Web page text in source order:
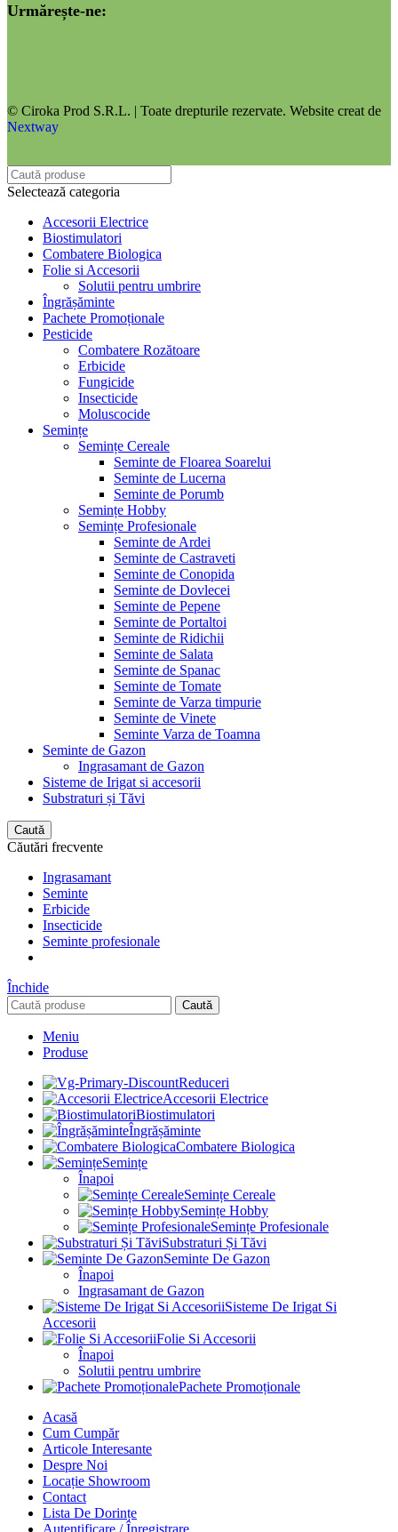
Urmărește-ne:
© Ciroka Prod S.R.L. | Toate drepturile rezervate. Website creat de
Nextway
Selectează categoria
Accesorii Electrice
Biostimulatori
Combatere Biologica
Folie si Accesorii
Solutii pentru umbrire
Îngrășăminte
Pachete Promoționale
Pesticide
Combatere Rozătoare
Erbicide
Fungicide
Insecticide
Moluscocide
Semințe
Semințe Cereale
Seminte de Floarea Soarelui
Seminte de Lucerna
Seminte de Porumb
Semințe Hobby
Semințe Profesionale
Seminte de Ardei
Seminte de Castraveti
Seminte de Conopida
Seminte de Dovlecei
Seminte de Pepene
Seminte de Portaltoi
Seminte de Ridichii
Seminte de Salata
Seminte de Spanac
Seminte de Tomate
Seminte de Varza timpurie
Seminte de Vinete
Seminte Varza de Toamna
Seminte de Gazon
Ingrasamant de Gazon
Sisteme de Irigat si accesorii
Substraturi și Tăvi
Caută
Căutări frecvente
Ingrasamant
Seminte
Erbicide
Insecticide
Seminte profesionale
Închide
Caută
Meniu
Produse
Reduceri
Accesorii Electrice
Biostimulatori
Îngrășăminte
Combatere Biologica
Semințe
Înapoi
Semințe Cereale
Semințe Hobby
Semințe Profesionale
Substraturi Și Tăvi
Seminte De Gazon
Înapoi
Ingrasamant de Gazon
Sisteme De Irigat Si
Accesorii
Folie Si Accesorii
Înapoi
Solutii pentru umbrire
Pachete Promoționale
Acasă
Cum Cumpăr
Articole Interesante
Despre Noi
Locație Showroom
Contact
Lista De Dorințe